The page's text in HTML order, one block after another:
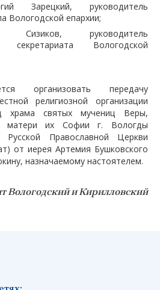
Зарецкий, руководитель
Вологодской епархии;
Сизиков, руководитель
секретариата Вологодской
организовать передачу
религиозной организации
храма святых мучениц Веры,
их Софии г. Вологды
Русской Православной Церкви
от иерея Артемия Бушковского
назначаемому настоятелем.
Вологодский и Кирилловский